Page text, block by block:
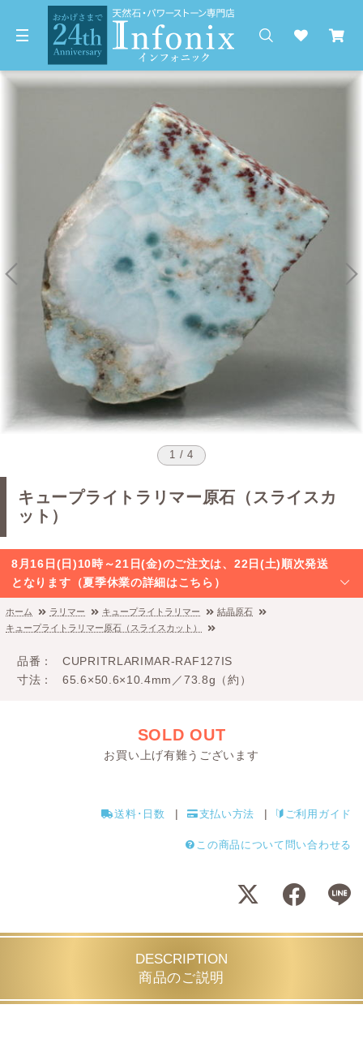
1 / 4
キュープライトラリマー原石（スライスカ
ット）
8月16日(日)10時～21日(金)のご注文は、22日(土)順次発送
となります（夏季休業の詳細はこちら）
ホーム ラリマー キュープライトラリマー
結晶原石
キュープライトラリマー原石（スライスカット）
品番
CUPRITRLARIMAR-RAF127IS
寸法
65.6×50.6×10.4mm／73.8g（約）
SOLD OUT
お買い上げ有難うございます
送料･日数 支払い方法 ご利用ガイド
この商品について問い合わせる
DESCRIPTION
商品のご説明